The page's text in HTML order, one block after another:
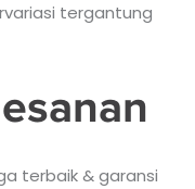
tergantung
terbaik & garansi